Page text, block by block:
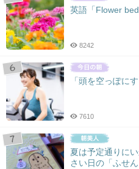
英語「Flower
8242
「頭を空っぽに
7610
夏は予定通りに
さい日の「ふせ